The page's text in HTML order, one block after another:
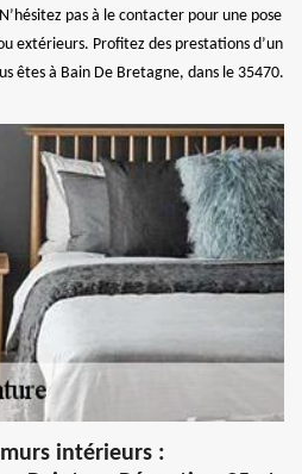
pas à le contacter pour une pose
extérieurs. Profitez des prestations d’un
êtes à Bain De Bretagne, dans le 35470.
intérieurs :